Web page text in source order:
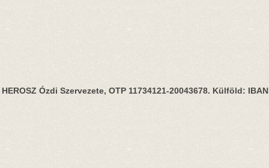
HEROSZ Ózdi Szervezete, OTP 11734121-20043678. Külföld: